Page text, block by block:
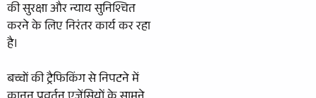
की सुरक्षा और न्याय सुनिश्चित
करने के लिए निरंतर कार्य कर रहा
है।
बच्चों की ट्रैफिकिंग से निपटने में